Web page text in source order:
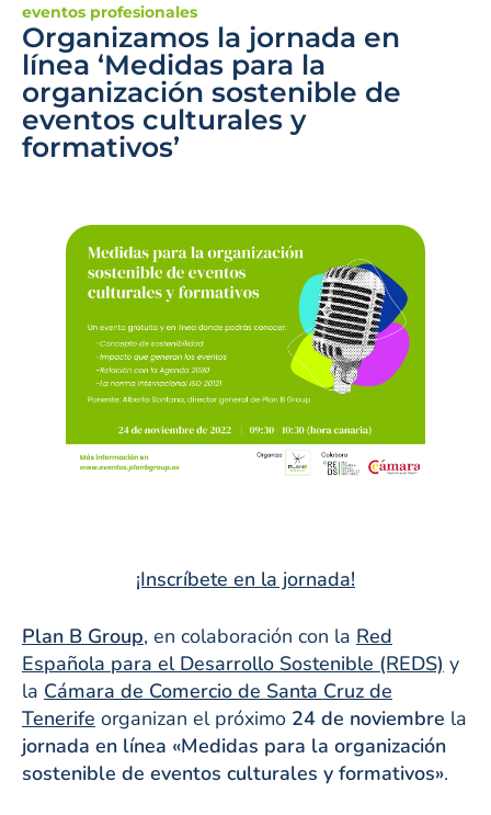
eventos profesionales
Organizamos la jornada en
línea ‘Medidas para la
organización sostenible de
eventos culturales y
formativos’
¡Inscríbete en la jornada!
Plan B Group, en colaboración con la Red
Española para el Desarrollo Sostenible (REDS) y
la Cámara de Comercio de Santa Cruz de
Tenerife organizan el próximo 24 de noviembre la
jornada en línea «Medidas para la organización
sostenible de eventos culturales y formativos».